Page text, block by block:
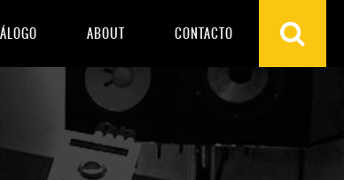
ABOUT CONTACTO